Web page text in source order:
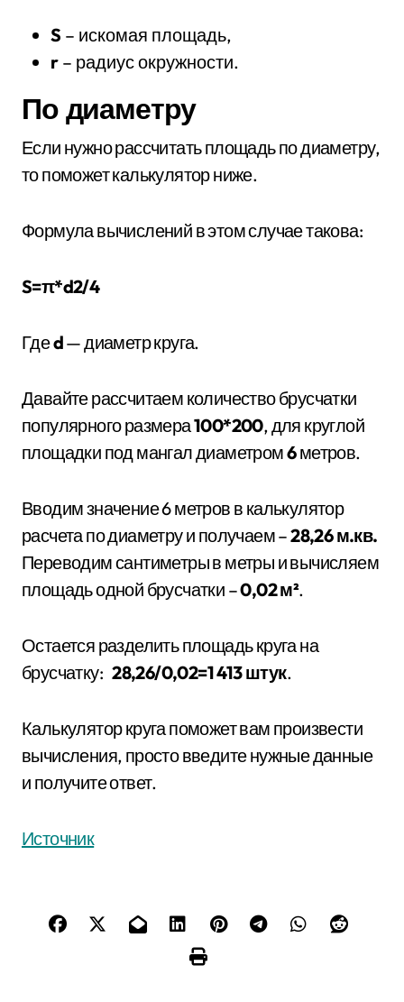
S – искомая площадь,
r – радиус окружности.
По диаметру
Если нужно рассчитать площадь по диаметру,
то поможет калькулятор ниже.
Формула вычислений в этом случае такова:
S=π*d2/4
​Гдеd— диаметр круга.
​​Давайте рассчитаем количество брусчатки
популярного размера100*200, для круглой
площадки под мангал диаметром6метров.
Вводим значение 6 метров в калькулятор
расчета по диаметру и получаем –28,26 м.кв.
Переводим сантиметры в метры и вычисляем
площадь одной брусчатки –0,02 м².
Остается разделить площадь круга на
брусчатку:28,26/0,02=1 413 штук.
​​Калькулятор круга поможет вам произвести
вычисления, просто введите нужные данные
и получите ответ.
Источник